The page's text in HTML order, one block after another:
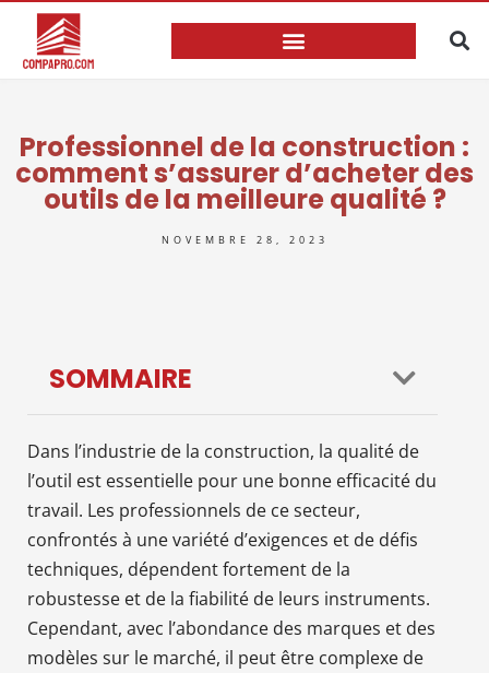
Professionnel de la construction :
comment s’assurer d’acheter des
outils de la meilleure qualité ?
NOVEMBRE 28, 2023
SOMMAIRE
Dans l’industrie de la construction, la qualité de
l’outil est essentielle pour une bonne efficacité du
travail. Les professionnels de ce secteur,
confrontés à une variété d’exigences et de défis
techniques, dépendent fortement de la
robustesse et de la fiabilité de leurs instruments.
Cependant, avec l’abondance des marques et des
modèles sur le marché, il peut être complexe de